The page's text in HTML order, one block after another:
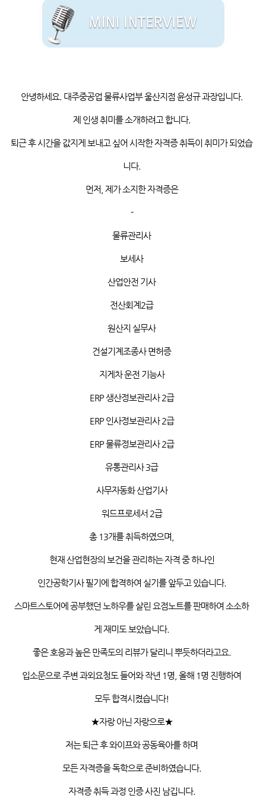
안녕하세요 대주중공업 물류사업부 울산지점 윤성규 과장입니다.
제 인생 취미를 소개하려고 합니다.
퇴근 후 시간을 값지게 보내고 싶어 시작한 자격증 취득이 취미가 되었습
니다.
먼저 제가 소지한 자격증은
-
물류관리사
보세사
산업안전 기사
전산회계 2급
원산지 실무사
건설기계조종사 면허증
지게차 운전 기능사
ERP생산정보관리사2급
ERP인사정보관리사2급
ERP물류정보관리사2급
유통관리사3급
사무자동화 산업기사
워드프로세서 2급
총 13개를 취득하였으며
현재 산업현장의 보건을 관리하는 자격 중 하나인
인간공학기사필기에 합격하여 실기를 앞두고 있습니다.
스마트스토어에 공부했던 노하우를 살린 요점노트를 판매하여 소소하
게 재미도 보았습니다.
좋은 호응과 높은 만족도의 리뷰가 달리니 뿌듯하더라고요
입소문으로 주변 과외요청도 들어와 작년 1명 올해 1명 진행하여
모두 합격시켰습니다!
★자랑 아닌 자랑으로★
저는 퇴근 후 와이프와 공동육아를 하며
모든 자격증을 독학으로 준비하였습니다.
자격증 취득 과정 인증 사진 남깁니다.